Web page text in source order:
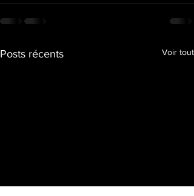
Posts récents Voir tout